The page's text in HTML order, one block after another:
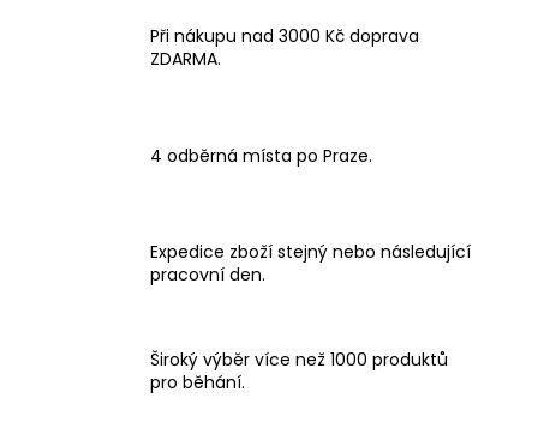
Při nákupu nad 3000 Kč doprava
ZDARMA.
4 odběrná místa po Praze.
Expedice zboží stejný nebo následující
pracovní den.
Široký výběr více než 1000 produktů
pro běhání.